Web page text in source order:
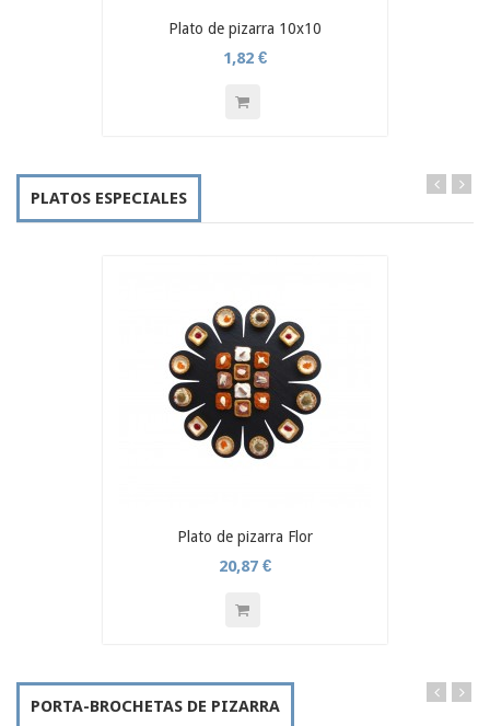
Plato de pizarra 10x10
1,82 €
PLATOS ESPECIALES
Plato de pizarra Flor
20,87 €
PORTA-BROCHETAS DE PIZARRA